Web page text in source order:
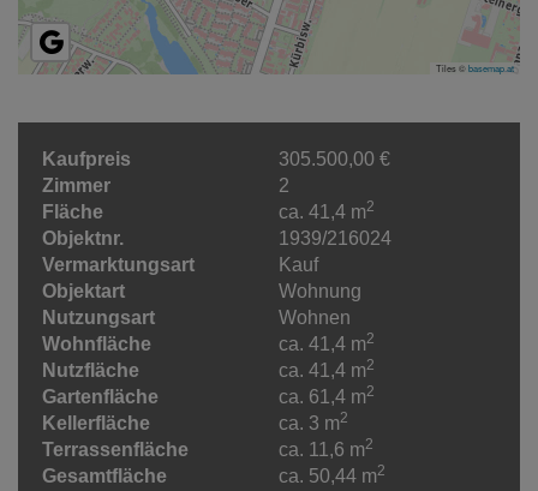
Tiles ©basemap.at
Kaufpreis
305.500,00 €
Zimmer
2
Fläche
ca. 41,4 m2
Objektnr.
1939/216024
Vermarktungsart
Kauf
Objektart
Wohnung
Nutzungsart
Wohnen
Wohnfläche
ca. 41,4 m2
Nutzfläche ca. 41,4 m2
Gartenfläche ca. 61,4 m2
Kellerfläche ca. 3 m2
Terrassenfläche ca. 11,6 m2
Gesamtfläche ca. 50,44 m2